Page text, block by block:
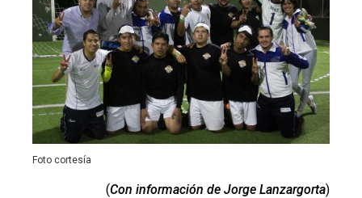
Foto cortesía
(Con información de Jorge Lanzargorta)